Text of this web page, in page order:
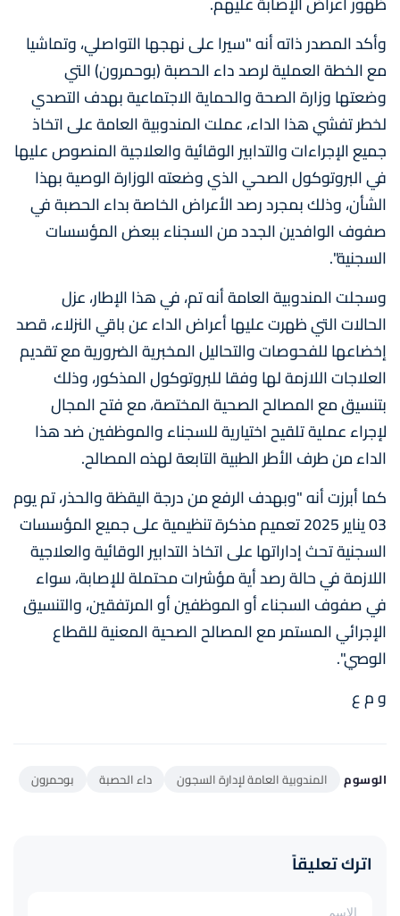
وأكد المصدر ذاته أنه "سيرا على نهجها التواصلي، وتماشيا
مع الخطة العملية لرصد داء الحصبة (بوحمرون) التي
وضعتها وزارة الصحة والحماية الاجتماعية بهدف التصدي
لخطر تفشي هذا الداء، عملت المندوبية العامة على اتخاذ
جميع الإجراءات والتدابير الوقائية والعلاجية المنصوص عليها
في البروتوكول الصحي الذي وضعته الوزارة الوصية بهذا
الشأن، وذلك بمجرد رصد الأعراض الخاصة بداء الحصبة في
صفوف الوافدين الجدد من السجناء ببعض المؤسسات
السجنية".
وسجلت المندوبية العامة أنه تم، في هذا الإطار، عزل
الحالات التي ظهرت عليها أعراض الداء عن باقي النزلاء، قصد
إخضاعها للفحوصات والتحاليل المخبرية الضرورية مع تقديم
العلاجات اللازمة لها وفقا للبروتوكول المذكور، وذلك
بتنسيق مع المصالح الصحية المختصة، مع فتح المجال
لإجراء عملية تلقيح اختيارية للسجناء والموظفين ضد هذا
الداء من طرف الأطر الطبية التابعة لهذه المصالح.
كما أبرزت أنه "وبهدف الرفع من درجة اليقظة والحذر، تم يوم
03 يناير 2025 تعميم مذكرة تنظيمية على جميع المؤسسات
السجنية تحث إداراتها على اتخاذ التدابير الوقائية والعلاجية
اللازمة في حالة رصد أية مؤشرات محتملة للإصابة، سواء
في صفوف السجناء أو الموظفين أو المرتفقين، والتنسيق
الإجرائي المستمر مع المصالح الصحية المعنية للقطاع
الوصي".
و م ع
الوسوم المندوبية العامة لإدارة السجون داء الحصبة بوحمرون
اترك تعليقاً